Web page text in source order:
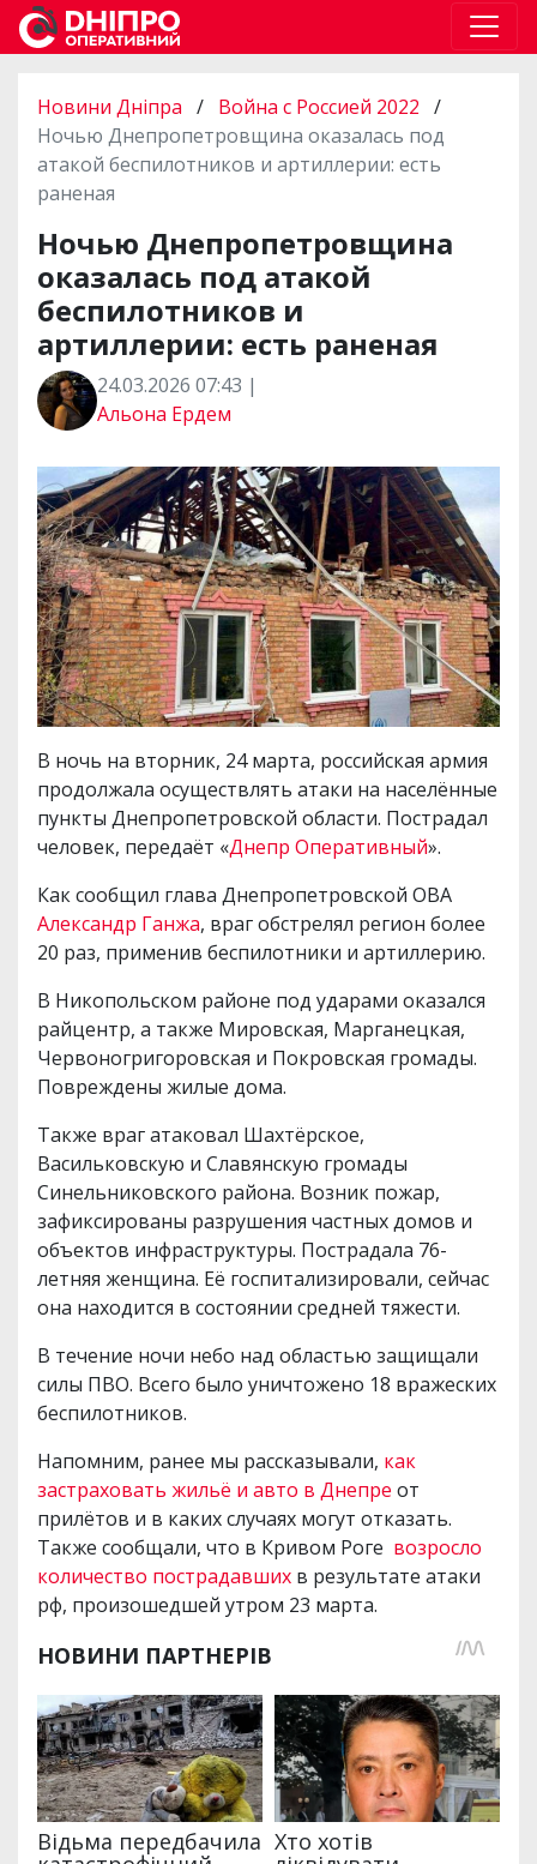
Новини Дніпра / Война с Россией 2022 /
Ночью Днепропетровщина оказалась под
атакой беспилотников и артиллерии: есть
раненая
Ночью Днепропетровщина
оказалась под атакой
беспилотников и
артиллерии: есть раненая
24.03.2026 07:43 |
Альона Ердем
В ночь на вторник, 24 марта, российская армия
продолжала осуществлять атаки на населённые
пункты Днепропетровской области. Пострадал
человек, передаёт «Днепр Оперативный».
Как сообщил глава Днепропетровской ОВА
Александр Ганжа, враг обстрелял регион более
20 раз, применив беспилотники и артиллерию.
В Никопольском районе под ударами оказался
райцентр, а также Мировская, Марганецкая,
Червоногригоровская и Покровская громады.
Повреждены жилые дома.
Также враг атаковал Шахтёрское,
Васильковскую и Славянскую громады
Синельниковского района. Возник пожар,
зафиксированы разрушения частных домов и
объектов инфраструктуры. Пострадала 76-
летняя женщина. Её госпитализировали, сейчас
она находится в состоянии средней тяжести.
В течение ночи небо над областью защищали
силы ПВО. Всего было уничтожено 18 вражеских
беспилотников.
Напомним, ранее мы рассказывали, как
застраховать жильё и авто в Днепре от
прилётов и в каких случаях могут отказать.
Также сообщали, что в Кривом Роге возросло
количество пострадавших в результате атаки
рф, произошедшей утром 23 марта.